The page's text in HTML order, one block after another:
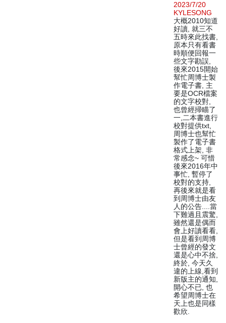
2023/7/20
KYLESONG
大概2010知道
好讀, 就三不
五時來此找書,
原本只有看書
時順便回報一
些文字勘誤,
後來2015開始
幫忙周博士製
作電子書, 主
要是OCR檔案
的文字校對,
也曾經掃瞄了
一,二本書進行
校對提供txt,
周博士也幫忙
製作了電子書
格式上架, 非
常感念~ 可惜
後來2016年中
事忙, 暫停了
校對的支持,
再後來就是看
到周博士由友
人的公告....當
下難過且震驚,
雖然還是偶而
會上好讀看看,
但是看到周博
士曾經的發文
還是心中不捨,
終於, 今天久
違的上線,看到
新版主的通知,
開心不已, 也
希望周博士在
天上也是同樣
歡欣.